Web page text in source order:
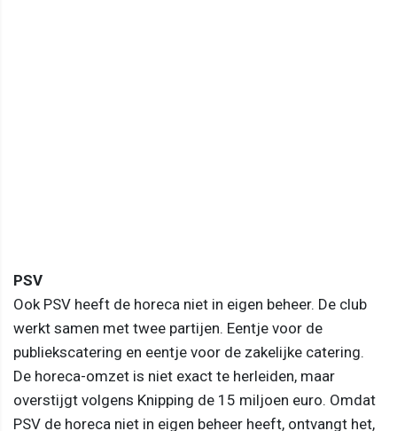
PSV
Ook PSV heeft de horeca niet in eigen beheer. De club
werkt samen met twee partijen. Eentje voor de
publiekscatering en eentje voor de zakelijke catering.
De horeca-omzet is niet exact te herleiden, maar
overstijgt volgens Knipping de 15 miljoen euro. Omdat
PSV de horeca niet in eigen beheer heeft, ontvangt het,